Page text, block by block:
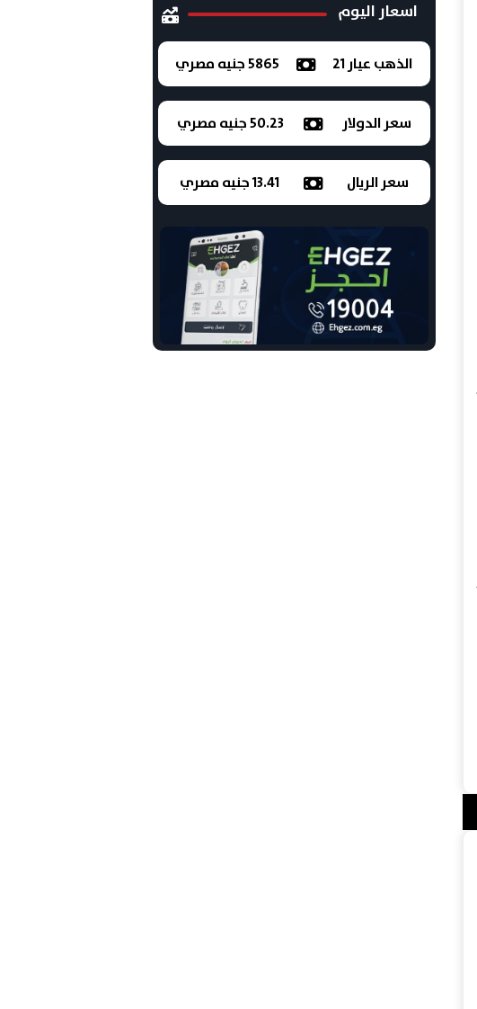
اسعار اليوم
الذهب عيار 21 5865 جنيه مصري
سعر الدولار 50.23 جنيه مصري
سعر الريال 13.41 جنيه مصري